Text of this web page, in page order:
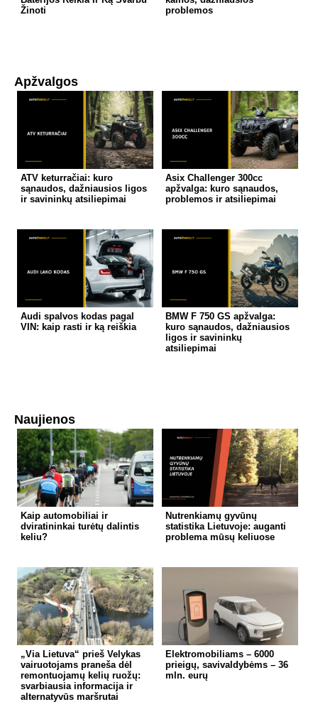
Žinoti
problemos
Apžvalgos
ATV keturračiai: kuro
sąnaudos, dažniausios ligos
ir savininkų atsiliepimai
Asix Challenger 300cc
apžvalga: kuro sąnaudos,
problemos ir atsiliepimai
Audi spalvos kodas pagal
VIN: kaip rasti ir ką reiškia
BMW F 750 GS apžvalga:
kuro sąnaudos, dažniausios
ligos ir savininkų
atsiliepimai
Naujienos
Kaip automobiliai ir
dviratininkai turėtų dalintis
keliu?
Nutrenkiamų gyvūnų
statistika Lietuvoje: auganti
problema mūsų keliuose
„Via Lietuva“ prieš Velykas
vairuotojams praneša dėl
remontuojamų kelių ruožų:
svarbiausia informacija ir
alternatyvūs maršrutai
Elektromobiliams – 6000
prieigų, savivaldybėms – 36
mln. eurų